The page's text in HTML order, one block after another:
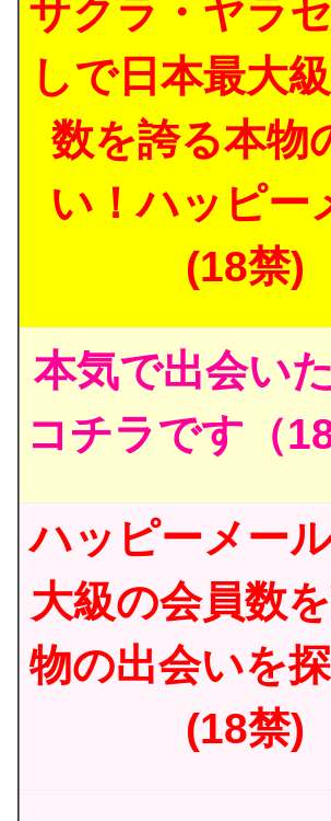
サクラ・ヤラ
しで日本最大
数を誇る本物
い！ハッピー
(18禁)
本気で出会い
コチラです（
ハッピーメー
大級の会員数
物の出会いを
(18禁)